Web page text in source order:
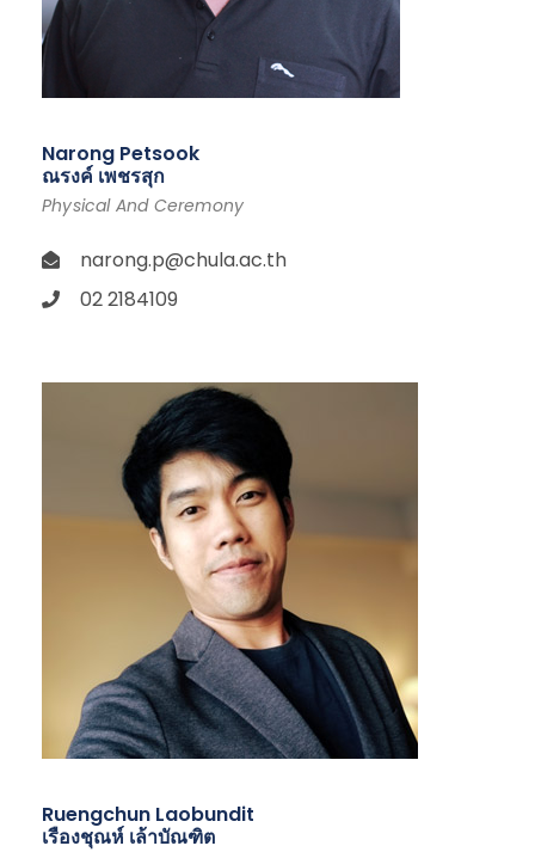
Narong Petsook
ณรงค์ เพชรสุก
Physical And Ceremony
narong.p@chula.ac.th
02 2184109
Ruengchun Laobundit
เรืองชุณห์ เล้าบัณฑิต